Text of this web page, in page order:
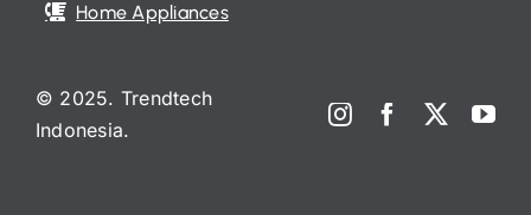
Home Appliances
© 2025. Trendtech
Indonesia.